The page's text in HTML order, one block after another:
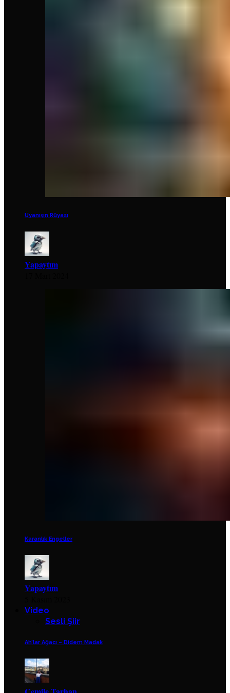
Uyanışın Rüyası
Yapaytım
Karanlık Engeller
Yapaytım
Video
Sesli Şiir
Ah’lar Ağacı – Didem Madak